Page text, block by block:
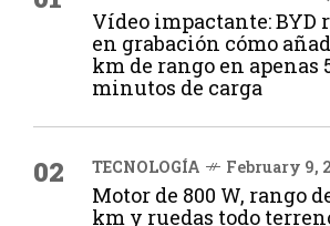
Vídeo impactante: BYD
en grabación cómo
km de rango en apenas
minutos de carga
02 TECNOLOGÍA February 9,
Motor de 800 W, rango
km y ruedas todo